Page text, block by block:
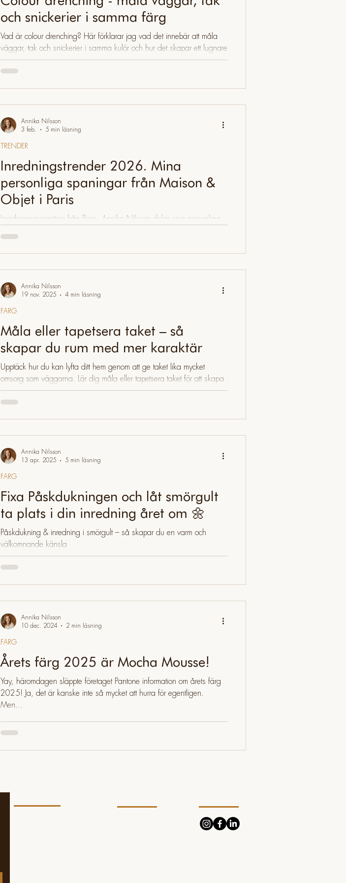
och snickerier i samma färg
Vad är colour drenching? Här förklarar jag vad det innebär att måla
väggar, tak och snickerier i samma kulör och hur det skapar ett lugnare
och mer sammanhållet rum.
Inredningstrender 2026. Mina
personliga spaningar från Maison &
Objet i Paris
Inredningsinspiration från Paris. Annika Nilsson delar sina personliga
TRENDER
Annika Nilsson
3 feb.
5 min läsning
Måla eller tapetsera taket – så
skapar du rum med mer karaktär
Upptäck hur du kan lyfta ditt hem genom att ge taket lika mycket
omsorg som väggarna. Lär dig måla eller tapetsera taket för att skapa
karaktär, rymd och helhet.
FÄRG
Annika Nilsson
19 nov. 2025
4 min läsning
Fixa Påskdukningen och låt smörgult
ta plats i din inredning året om 🌼
Påskdukning & inredning i smörgult – så skapar du en varm och
välkomnande känsla
FÄRG
Annika Nilsson
13 apr. 2025
5 min läsning
Årets färg 2025 är Mocha Mousse!
Yay, häromdagen släppte företaget Pantone information om årets färg
2025! Ja, det är kanske inte så mycket att hurra för egentligen.
Men...
FÄRG
Annika Nilsson
10 dec. 2024
2 min läsning